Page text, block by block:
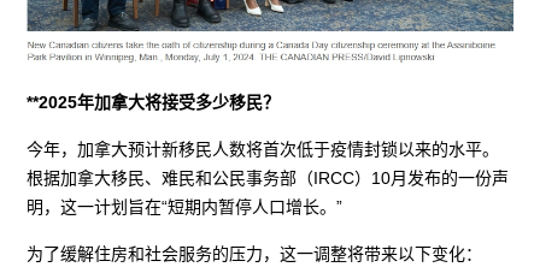
**2025年加拿大将接受多少移民？
今年，加拿大预计新移民人数将首次低于疫情封锁以来的水平。
根据加拿大移民、难民和公民事务部（IRCC）10月发布的一份声
明，这一计划旨在“短期内暂停人口增长。”
为了缓解住房和社会服务的压力，这一调整将带来以下变化：